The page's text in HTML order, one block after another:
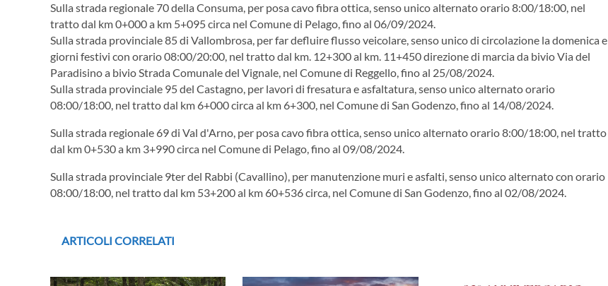
Sulla strada regionale 70 della Consuma, per posa cavo fibra ottica, senso unico alternato orario 8:00/18:00, nel
tratto dal km 0+000 a km 5+095 circa nel Comune di Pelago, fino al 06/09/2024.
Sulla strada provinciale 85 di Vallombrosa, per far defluire flusso veicolare, senso unico di circolazione la domenica e
giorni festivi con orario 08:00/20:00, nel tratto dal km. 12+300 al km. 11+450 direzione di marcia da bivio Via del
Paradisino a bivio Strada Comunale del Vignale, nel Comune di Reggello, fino al 25/08/2024.
Sulla strada provinciale 95 del Castagno, per lavori di fresatura e asfaltatura, senso unico alternato orario
08:00/18:00, nel tratto dal km 6+000 circa al km 6+300, nel Comune di San Godenzo, fino al 14/08/2024.
Sulla strada regionale 69 di Val d'Arno, per posa cavo fibra ottica, senso unico alternato orario 8:00/18:00, nel tratto
dal km 0+530 a km 3+990 circa nel Comune di Pelago, fino al 09/08/2024.
Sulla strada provinciale 9ter del Rabbi (Cavallino), per manutenzione muri e asfalti, senso unico alternato con orario
08:00/18:00, nel tratto dal km 53+200 al km 60+536 circa, nel Comune di San Godenzo, fino al 02/08/2024.
ARTICOLI CORRELATI